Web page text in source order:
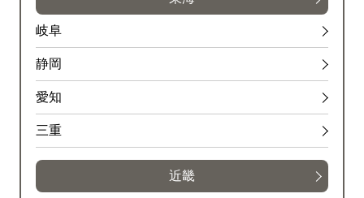
岐阜
静岡
愛知
三重
近畿